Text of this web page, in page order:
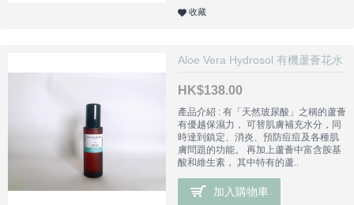
收藏
Aloe Vera Hydrosol 有機蘆薈花水
HK$138.00
產品介紹 : 有「天然玻尿酸」之稱的蘆薈
有優越保濕力， 可替肌膚補充水分，同
時達到鎮定、消炎、預防痘痘及各種肌
膚問題的功能。 再加上蘆薈中富含胺基
酸和維生素， 其中特有的蘆..
加入購物車